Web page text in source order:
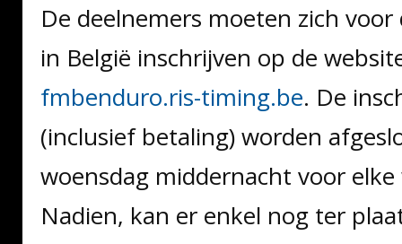
De deelnemers moeten zich
in België inschrijven op de
fmbenduro.ris-timing.be. De
(inclusief betaling) worden
woensdag middernacht voor
Nadien, kan er enkel nog ter